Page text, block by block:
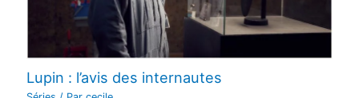
Lupin : l’avis des internautes